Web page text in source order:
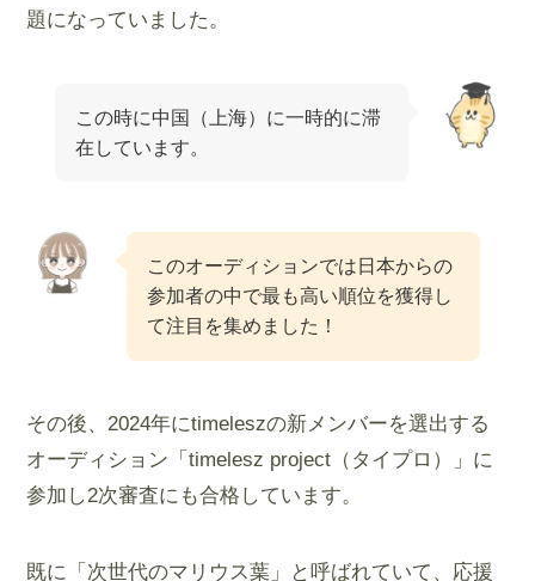
題になっていました。
この時に中国（上海）に一時的に滞
在しています。
このオーディションでは日本からの
参加者の中で最も高い順位を獲得し
て注目を集めました！
その後、2024年にtimeleszの新メンバーを選出する
オーディション「timelesz project（タイプロ）」に
参加し2次審査にも合格しています。
既に「次世代のマリウス葉」と呼ばれていて、応援